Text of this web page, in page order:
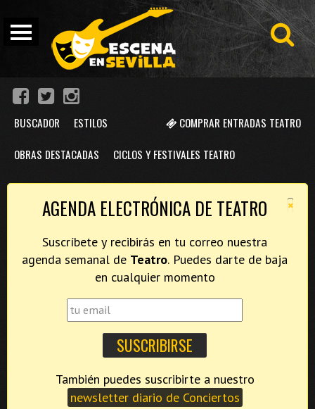
COMPRAR ENTRADAS TEATRO
BUSCADOR ESTILOS
OBRAS DESTACADAS CICLOS Y FESTIVALES TEATRO
×
AGENDA ELECTRÓNICA DE TEATRO
Suscríbete y recibirás en tu correo nuestra
agenda semanal de Teatro. Puedes darte de baja
en cualquier momento
newsletter diario de Conciertos